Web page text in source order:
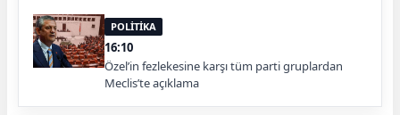
POLİTİKA
16:10
Özel’in fezlekesine karşı tüm parti gruplardan
Meclis’te açıklama